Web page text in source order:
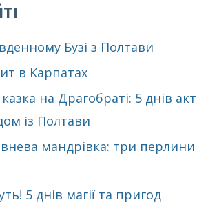
Бузі з Полтави
в Карпатах
на Драгобраті: 5 днів
із Полтави
мандрівка: три
5 днів магії та пригод